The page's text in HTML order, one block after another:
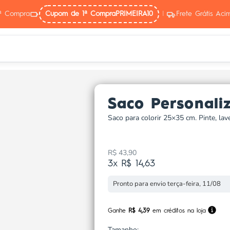
Compra Cupom de 1ª CompraPRIMEIRA10 Frete Grátis
Saco
Saco para colorir 25×35 cm. Pinte,
Preço promocional
R$ 43,90
3x R$ 14,63
Pronto para envio terça-feira, 11/08
Ganhe R$ 4,39em créditos na loja